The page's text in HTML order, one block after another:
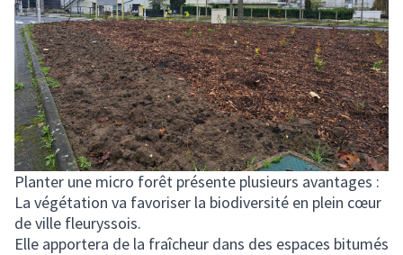
Planter une micro forêt présente plusieurs avantages :
La végétation va favoriser la biodiversité en plein cœur
de ville fleuryssois.
Elle apportera de la fraîcheur dans des espaces bitumés